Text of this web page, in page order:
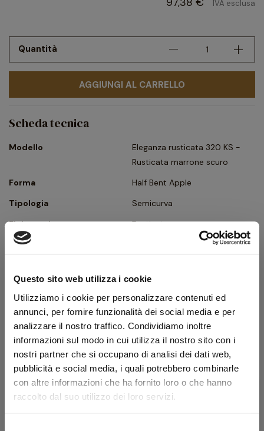
Questo sito web utilizza i cookie
Utilizziamo i cookie per personalizzare contenuti ed
annunci, per fornire funzionalità dei social media e per
analizzare il nostro traffico. Condividiamo inoltre
informazioni sul modo in cui utilizza il nostro sito con i
nostri partner che si occupano di analisi dei dati web,
pubblicità e social media, i quali potrebbero combinarle
con altre informazioni che ha fornito loro o che hanno
raccolto dal suo utilizzo dei loro servizi.
IVA esclusa
Quantità
AGGIUNGI AL CARRELLO
Scheda tecnica
Modello
Eleganza rusticata 320 KS -
Rusticata marrone scuro
Forma
Half Bent Apple
Tipologia
Semicurva
Finissaggio
Rusticata
Colore
Foro bocchino (mm)
9
Peso (g)
62
Confezione originale
Sì
Condizione
Pipe Nuove